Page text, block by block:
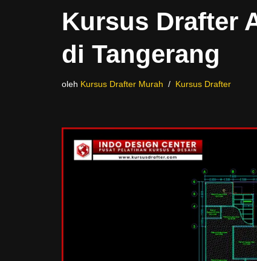
Kursus Drafter
di Tangerang
oleh Kursus Drafter Murah Kursus Drafter